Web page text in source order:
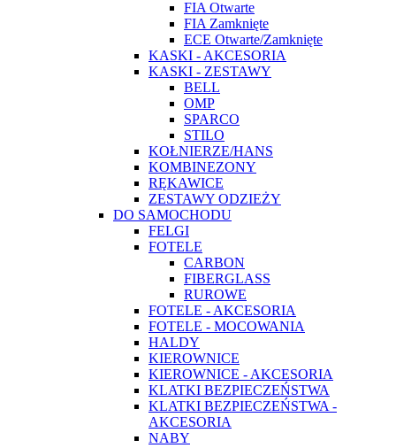
FIA Otwarte
FIA Zamknięte
ECE Otwarte/Zamknięte
KASKI - AKCESORIA
KASKI - ZESTAWY
BELL
OMP
SPARCO
STILO
KOŁNIERZE/HANS
KOMBINEZONY
RĘKAWICE
ZESTAWY ODZIEŻY
DO SAMOCHODU
FELGI
FOTELE
CARBON
FIBERGLASS
RUROWE
FOTELE - AKCESORIA
FOTELE - MOCOWANIA
HALDY
KIEROWNICE
KIEROWNICE - AKCESORIA
KLATKI BEZPIECZEŃSTWA
KLATKI BEZPIECZEŃSTWA -
AKCESORIA
NABY